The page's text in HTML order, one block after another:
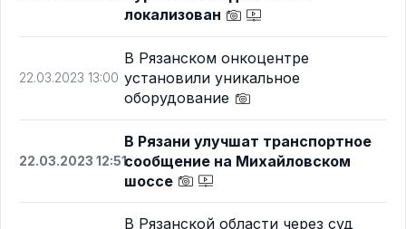
локализован
22.03.2023 13:00
В Рязанском онкоцентре
установили уникальное
оборудование
22.03.2023 12:51
В Рязани улучшат транспортное
сообщение на Михайловском
шоссе
В Рязанской области через суд